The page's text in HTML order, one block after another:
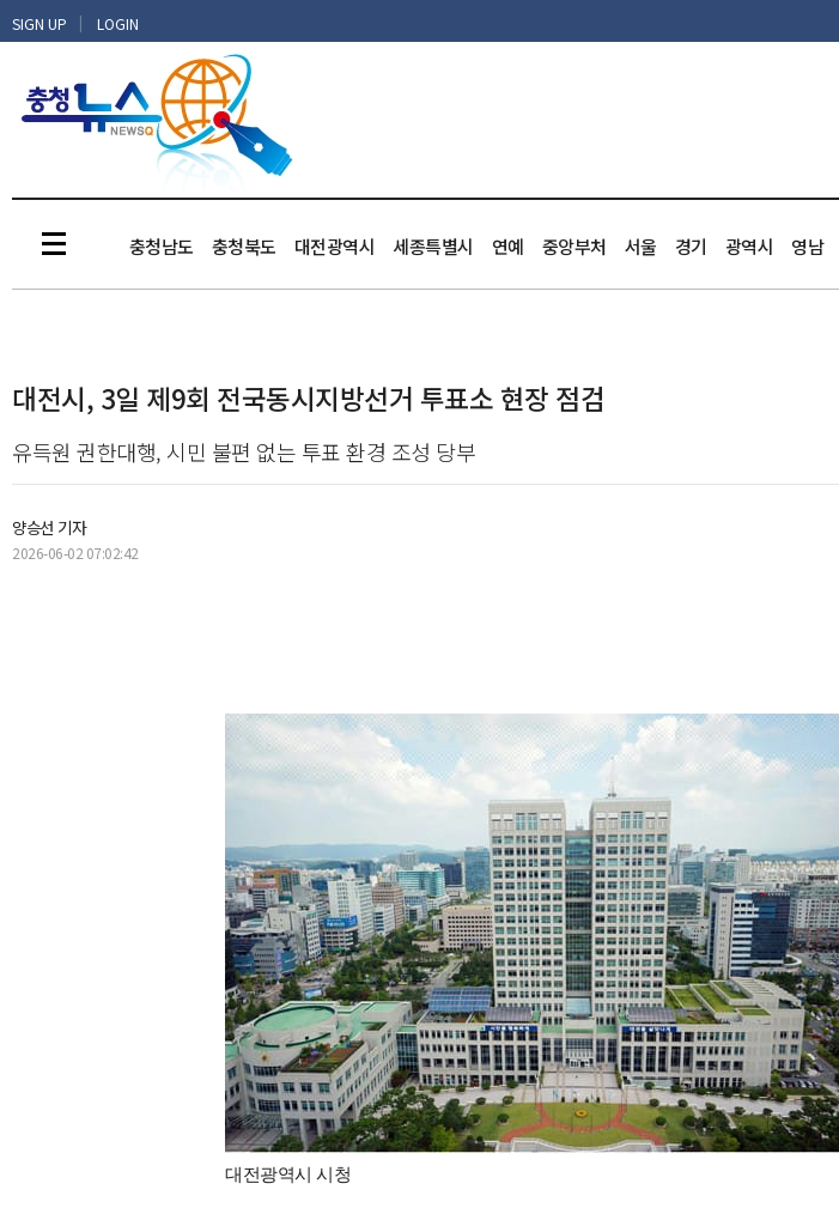
SIGN UP | LOGIN
충청남도 충청북도 대전광역시 세종특별시 연예 중앙부처 서울 경기 광역시 영남
대전시, 3일 제9회 전국동시지방선거 투표소 현장 점검
유득원 권한대행, 시민 불편 없는 투표 환경 조성 당부
양승선 기자
2026-06-02 07:02:42
대전광역시 시청